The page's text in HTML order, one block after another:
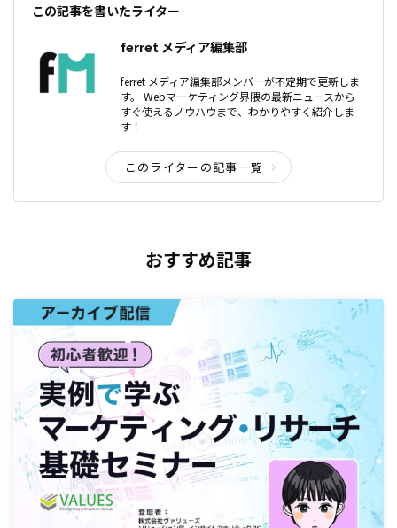
この記事を書いたライター
ferret メディア編集部
ferret メディア編集部メンバーが不定期で更新しま
す。 Webマーケティング界隈の最新ニュースから
すぐ使えるノウハウまで、わかりやすく紹介しま
す！
このライターの記事一覧
おすすめ記事